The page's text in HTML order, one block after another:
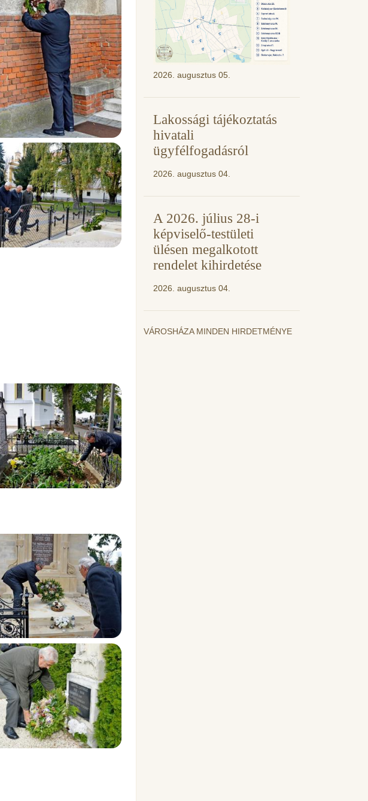
2026. augusztus 05.
Lakossági tájékoztatás
hivatali
ügyfélfogadásról
2026. augusztus 04.
A 2026. július 28-i
képviselő-testületi
ülésen megalkotott
rendelet kihirdetése
2026. augusztus 04.
VÁROSHÁZA MINDEN HIRDETMÉNYE